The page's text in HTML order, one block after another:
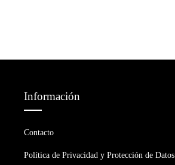
Información
Contacto
Política de Privacidad y Protección de Datos